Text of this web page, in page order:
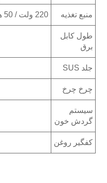
منبع تغذیه 220 ولت / 50 هرتز ، 1 فاز
طول کابل
برق
جلد SUS
چرخ چرخ
سیستم
گردش خون
کفگیر روغن